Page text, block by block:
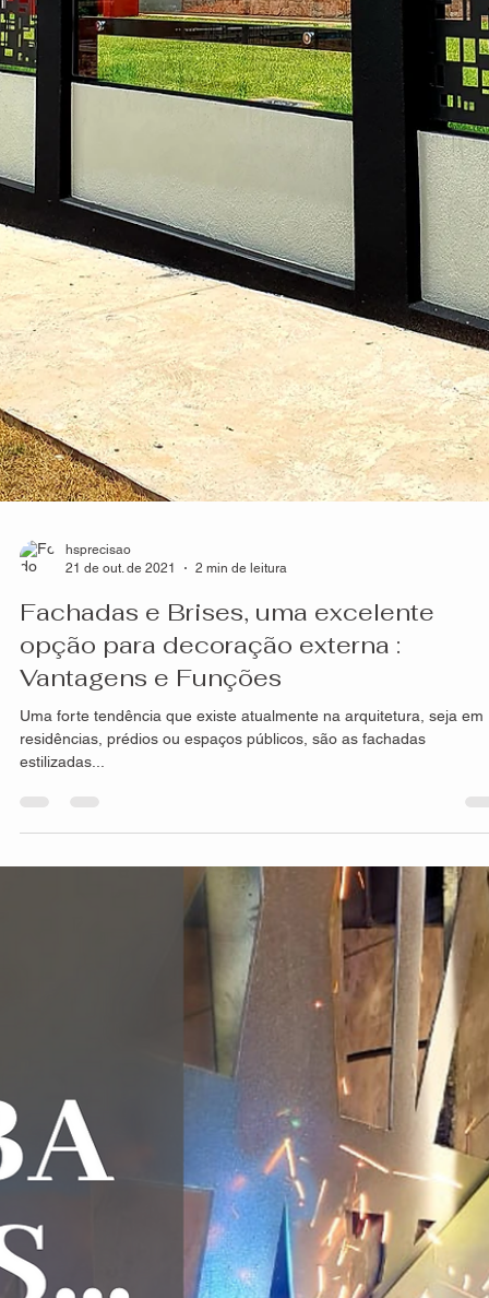
HS ENTREVISTA - ALF
A HS Metal Design convida nossos clientes a presenciarem a
mais completa amostra de arquitetura, design de interiores e...